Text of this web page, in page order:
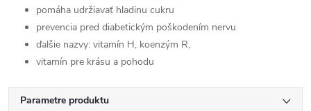
pomáha udržiavať hladinu cukru
prevencia pred diabetickým poškodením nervu
ďalšie nazvy: vitamín H, koenzým R,
vitamín pre krásu a pohodu
Parametre produktu